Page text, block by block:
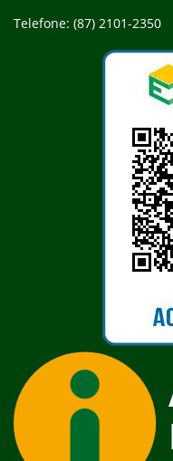
Telefone: (87) 2101-2350